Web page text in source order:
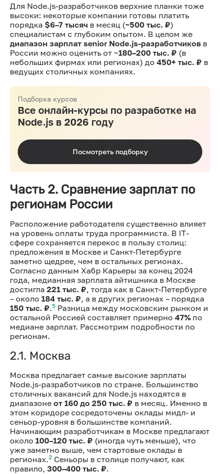
Для Node.js-разработчиков верхние планки тоже
высоки: некоторые компании готовы платить
порядка $6–7 тысяч в месяц (~500 тыс. ₽)
специалистам с глубоким опытом. В целом же
диапазон зарплат senior Node.js-разработчиков в
России можно оценить от ~180–200 тыс. ₽ (в
небольших фирмах или регионах) до 450+ тыс. ₽ в
ведущих столичных компаниях.
Подборка курсов
Все онлайн-курсы по разработке на
Node.js в 2026 году
Посмотреть подборку
Часть 2. Сравнение зарплат по
регионам России
Расположение работодателя существенно влияет
на уровень оплаты труда программиста. В IT-
сфере сохраняется перекос в пользу столиц:
предложения в Москве и Санкт-Петербурге
заметно щедрее, чем в остальных регионах.
Согласно данным Хабр Карьеры за конец 2024
года, медианная зарплата айтишника в Москве
достигла 221 тыс. ₽, тогда как в Санкт-Петербурге
– около 184 тыс. ₽, а в других регионах – порядка
150 тыс. ₽.5 Разница между московским рынком и
остальной Россией составляет примерно 47% по
медиане зарплат. Рассмотрим подробности по
регионам.
2.1. Москва
Москва предлагает самые высокие зарплаты
Node.js-разработчиков по стране. Большинство
столичных вакансий для Node.js находятся в
диапазоне от 160 до 250 тыс. ₽ в месяц. Именно в
этом коридоре сосредоточены оклады мидл- и
сеньор-уровня в большинстве компаний.
Начинающим разработчикам в Москве предлагают
около 100–120 тыс. ₽ (иногда чуть меньше), что
уже заметно выше, чем стартовые оклады в
регионах.2 Сеньоры в столице получают, как
правило, 300–400 тыс. ₽.